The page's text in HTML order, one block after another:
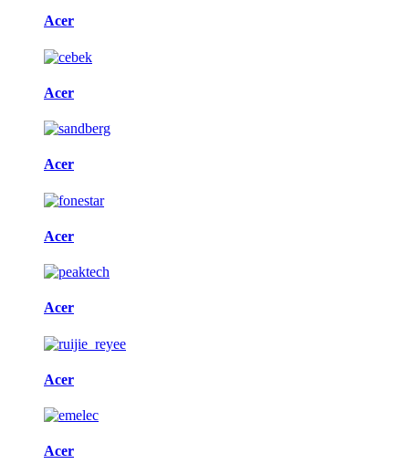
Acer
Acer
Acer
Acer
Acer
Acer
Acer